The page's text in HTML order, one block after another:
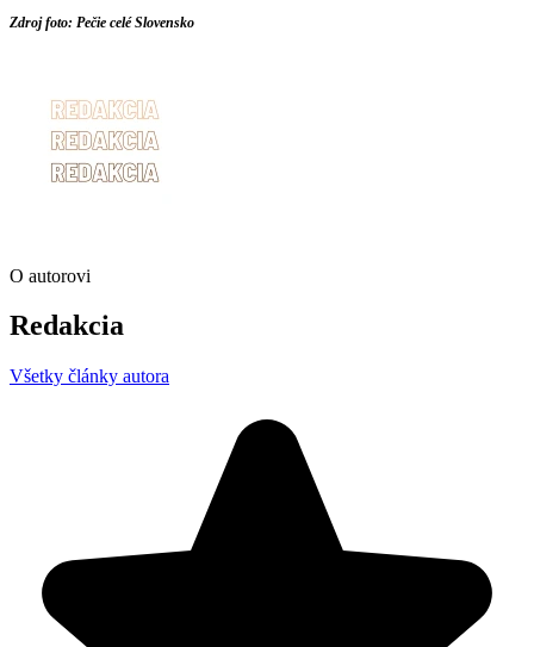
Zdroj foto: Pečie celé Slovensko
O autorovi
Redakcia
Všetky články autora